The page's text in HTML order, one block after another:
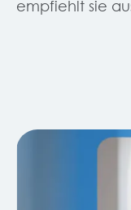
empfiehlt sie